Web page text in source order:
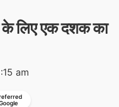
के लिए एक दशक का
am